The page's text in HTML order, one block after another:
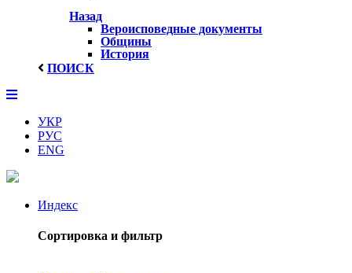
Назад
Вероисповедные документы
Общины
История
ПОИСК
УКР
РУС
ENG
Индекс
Сортировка и фильтр